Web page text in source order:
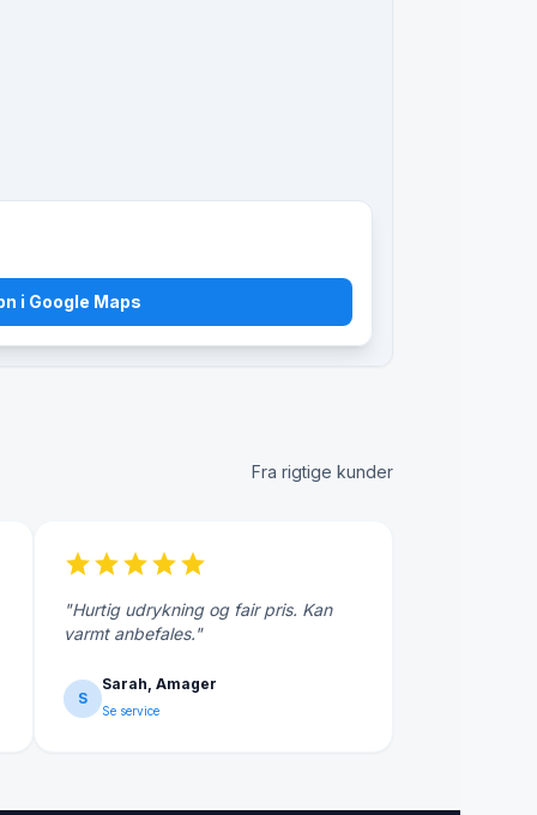
i Google Maps
Fra rigtige kunder
starstarstarstarstar
"Hurtig udrykning og fair pris. Kan
varmt anbefales."
S
Sarah, Amager
Se service